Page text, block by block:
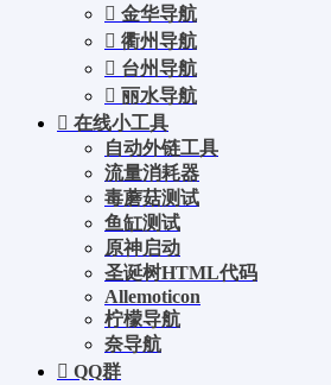
金华导航
衢州导航
台州导航
丽水导航
在线小工具
自动外链工具
流量消耗器
毒蘑菇测试
鱼缸测试
原神启动
圣诞树HTML代码
Allemoticon
柠檬导航
奈导航
QQ群